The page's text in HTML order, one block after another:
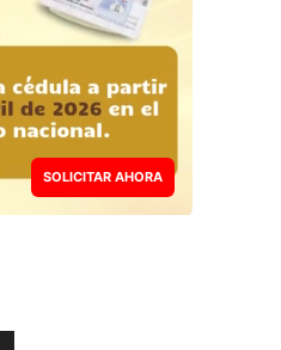
SOLICITAR AHORA